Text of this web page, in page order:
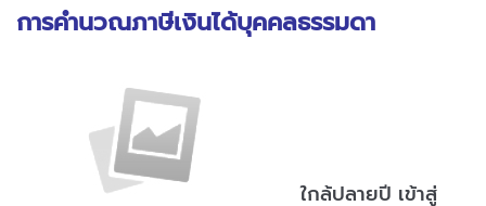
การคำนวณภาษีเงินได้บุคคลธรรมดา
ใกล้ปลายปี เข้าสู่